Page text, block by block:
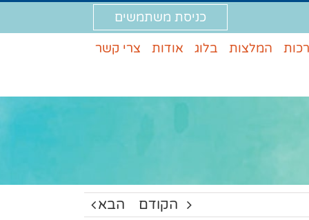
כניסת משתמשים
המלצות בלוג אודות צרי קשר
הקודם הבא